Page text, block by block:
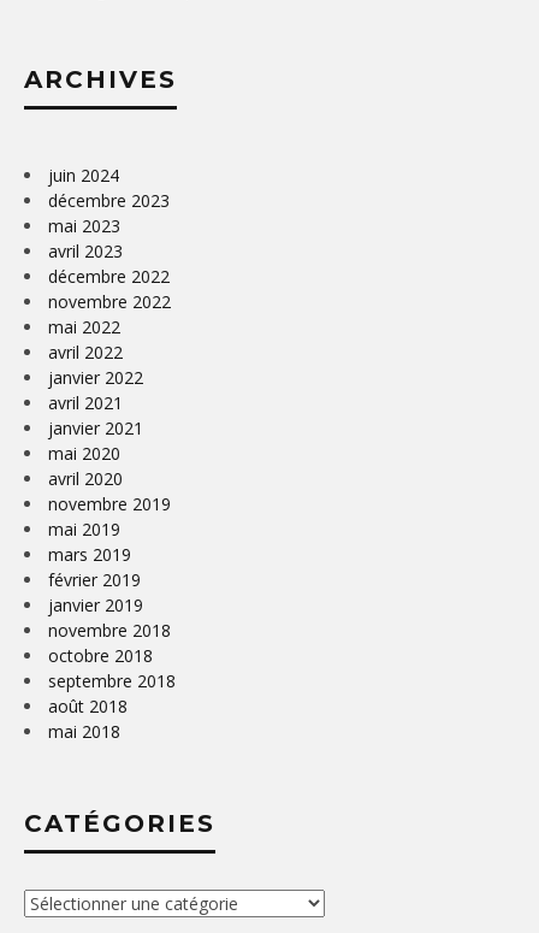
ARCHIVES
juin 2024
décembre 2023
mai 2023
avril 2023
décembre 2022
novembre 2022
mai 2022
avril 2022
janvier 2022
avril 2021
janvier 2021
mai 2020
avril 2020
novembre 2019
mai 2019
mars 2019
février 2019
janvier 2019
novembre 2018
octobre 2018
septembre 2018
août 2018
mai 2018
CATÉGORIES
Catégories